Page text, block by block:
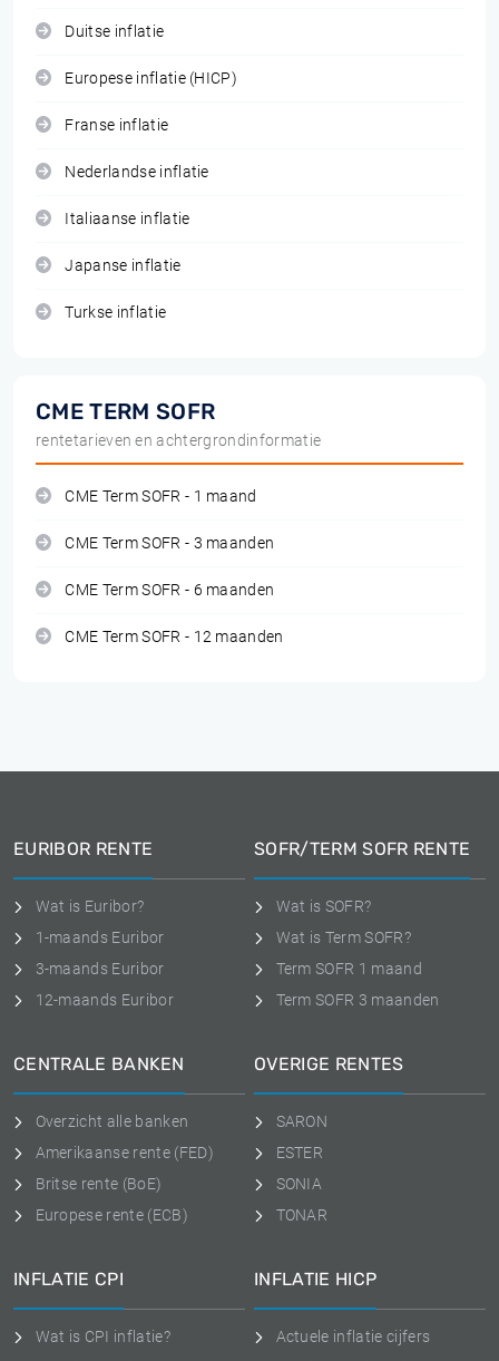
Duitse inflatie
Europese inflatie (HICP)
Franse inflatie
Nederlandse inflatie
Italiaanse inflatie
Japanse inflatie
Turkse inflatie
CME TERM SOFR
rentetarieven en achtergrondinformatie
CME Term SOFR - 1 maand
CME Term SOFR - 3 maanden
CME Term SOFR - 6 maanden
CME Term SOFR - 12 maanden
EURIBOR RENTE
Wat is Euribor?
1-maands Euribor
3-maands Euribor
12-maands Euribor
SOFR/TERM SOFR RENTE
Wat is SOFR?
Wat is Term SOFR?
Term SOFR 1 maand
Term SOFR 3 maanden
CENTRALE BANKEN
Overzicht alle banken
Amerikaanse rente (FED)
Britse rente (BoE)
Europese rente (ECB)
OVERIGE RENTES
SARON
ESTER
SONIA
TONAR
INFLATIE CPI
Wat is CPI inflatie?
INFLATIE HICP
Actuele inflatie cijfers